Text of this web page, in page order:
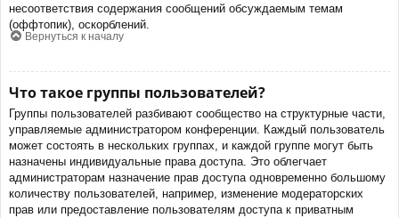
несоответствия содержания сообщений обсуждаемым темам
(оффтопик), оскорблений.
Вернуться к началу
Что такое группы пользователей?
Группы пользователей разбивают сообщество на структурные части,
управляемые администратором конференции. Каждый пользователь
может состоять в нескольких группах, и каждой группе могут быть
назначены индивидуальные права доступа. Это облегчает
администраторам назначение прав доступа одновременно большому
количеству пользователей, например, изменение модераторских
прав или предоставление пользователям доступа к приватным